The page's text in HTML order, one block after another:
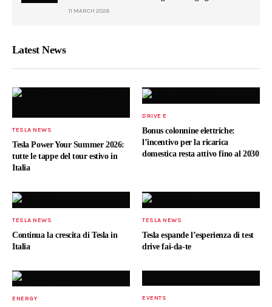
11 MARCH 2026
Latest News
TESLA NEWS
Tesla Power Your Summer 2026:
tutte le tappe del tour estivo in
Italia
DRIVE E
Bonus colonnine elettriche:
l’incentivo per la ricarica
domestica resta attivo fino al 2030
TESLA NEWS
Continua la crescita di Tesla in
Italia
TESLA NEWS
Tesla espande l’esperienza di test
drive fai-da-te
ENERGY EVENTS